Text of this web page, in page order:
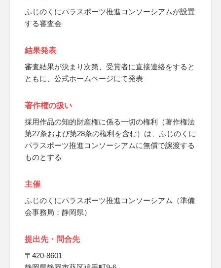
ふじのくにパラスポーツ推進コンソーシアムが設置
する審査会
結果発表
審査結果が決まり次第、受賞者に直接連絡をすると
ともに、公式ホームページにて発表
著作権の扱い
採用作品の知的財産権に係る一切の権利（著作権法
第27条および第28条の権利を含む）は、ふじのくに
パラスポーツ推進コンソーシアムに無償で譲渡する
ものとする
主催
ふじのくにパラスポーツ推進コンソーシアム（準備
会事務局：静岡県）
提出先・問合先
〒420-8601